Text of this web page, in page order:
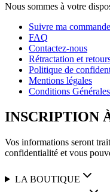
Nous sommes à votre
Suivre ma commande
FAQ
Contactez-nous
Rétractation et
Politique de
Mentions légales
Conditions
INSCRIPTION
Vos informations seront
confidentialité et vous
LA BOUTIQUE